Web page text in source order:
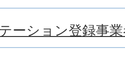
テーション登録事